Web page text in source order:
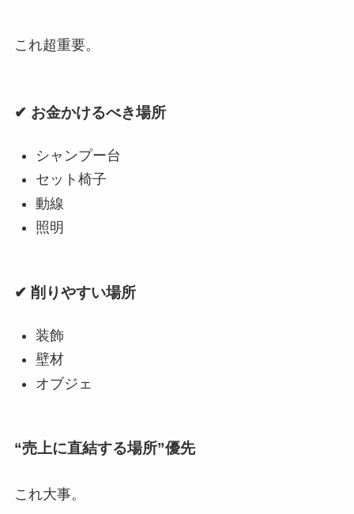
これ超重要。
✔ お金かけるべき場所
シャンプー台
セット椅子
動線
照明
✔ 削りやすい場所
装飾
壁材
オブジェ
“売上に直結する場所”優先
これ大事。